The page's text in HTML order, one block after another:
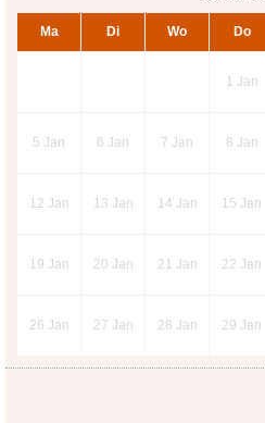
Ma Di Wo Do
1 Jan
5 Jan 6 Jan 7 Jan 8 Jan
12 Jan 13 Jan 14 Jan 15 Jan
19 Jan 20 Jan 21 Jan 22 Jan
26 Jan 27 Jan 28 Jan 29 Jan